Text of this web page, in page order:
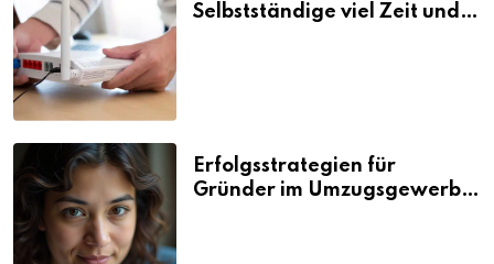
Selbstständige viel Zeit und
Erfolgsstrategien für
Gründer im Umzugsgewerbe